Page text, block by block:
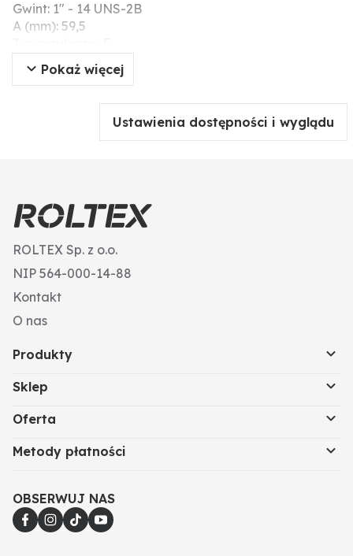
Gwint: 1" - 14 UNS-2B
A (mm): 59,5
B (mm): 21,5
Rozmiar węża: Gr.10 (1/2") - DN13
Pokaż więcej
Ustawienia dostępności i wyglądu
ROLTEX Sp. z o.o.
NIP 564-000-14-88
Kontakt
O nas
Produkty
Sklep
Oferta
Metody płatności
OBSERWUJ NAS